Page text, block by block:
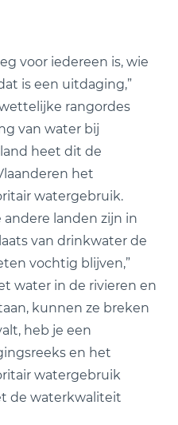
voor iedereen is, wie
is een uitdaging,”
rangordes
van water bij
heet dit de
het
watergebruik.
landen zijn in
van drinkwater de
vochtig blijven,”
water in de rivieren en
kunnen ze breken
heb je een
en het
watergebruik
de waterkwaliteit